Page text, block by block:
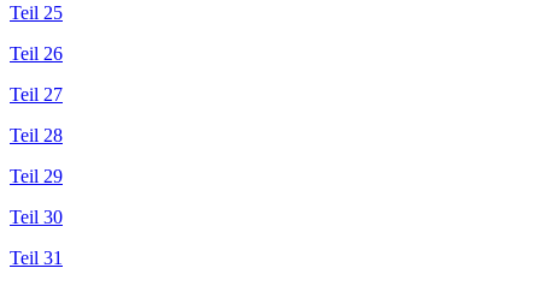
Teil 25
Teil 26
Teil 27
Teil 28
Teil 29
Teil 30
Teil 31